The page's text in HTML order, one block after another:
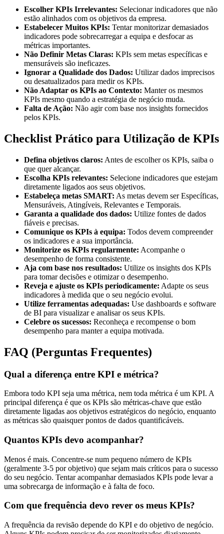
Escolher KPIs Irrelevantes: Selecionar indicadores que não
estão alinhados com os objetivos da empresa.
Estabelecer Muitos KPIs: Tentar monitorizar demasiados
indicadores pode sobrecarregar a equipa e desfocar as
métricas importantes.
Não Definir Metas Claras: KPIs sem metas específicas e
mensuráveis são ineficazes.
Ignorar a Qualidade dos Dados: Utilizar dados imprecisos
ou desatualizados para medir os KPIs.
Não Adaptar os KPIs ao Contexto: Manter os mesmos
KPIs mesmo quando a estratégia de negócio muda.
Falta de Ação: Não agir com base nos insights fornecidos
pelos KPIs.
Checklist Prático para Utilização de KPIs
Defina objetivos claros: Antes de escolher os KPIs, saiba o
que quer alcançar.
Escolha KPIs relevantes: Selecione indicadores que estejam
diretamente ligados aos seus objetivos.
Estabeleça metas SMART: As metas devem ser Específicas,
Mensuráveis, Atingíveis, Relevantes e Temporais.
Garanta a qualidade dos dados: Utilize fontes de dados
fiáveis e precisas.
Comunique os KPIs à equipa: Todos devem compreender
os indicadores e a sua importância.
Monitorize os KPIs regularmente: Acompanhe o
desempenho de forma consistente.
Aja com base nos resultados: Utilize os insights dos KPIs
para tomar decisões e otimizar o desempenho.
Reveja e ajuste os KPIs periodicamente: Adapte os seus
indicadores à medida que o seu negócio evolui.
Utilize ferramentas adequadas: Use dashboards e software
de BI para visualizar e analisar os seus KPIs.
Celebre os sucessos: Reconheça e recompense o bom
desempenho para manter a equipa motivada.
FAQ (Perguntas Frequentes)
Qual a diferença entre KPI e métrica?
Embora todo KPI seja uma métrica, nem toda métrica é um KPI. A
principal diferença é que os KPIs são métricas-chave que estão
diretamente ligadas aos objetivos estratégicos do negócio, enquanto
as métricas são quaisquer pontos de dados quantificáveis.
Quantos KPIs devo acompanhar?
Menos é mais. Concentre-se num pequeno número de KPIs
(geralmente 3-5 por objetivo) que sejam mais críticos para o sucesso
do seu negócio. Tentar acompanhar demasiados KPIs pode levar a
uma sobrecarga de informação e à falta de foco.
Com que frequência devo rever os meus KPIs?
A frequência da revisão depende do KPI e do objetivo de negócio.